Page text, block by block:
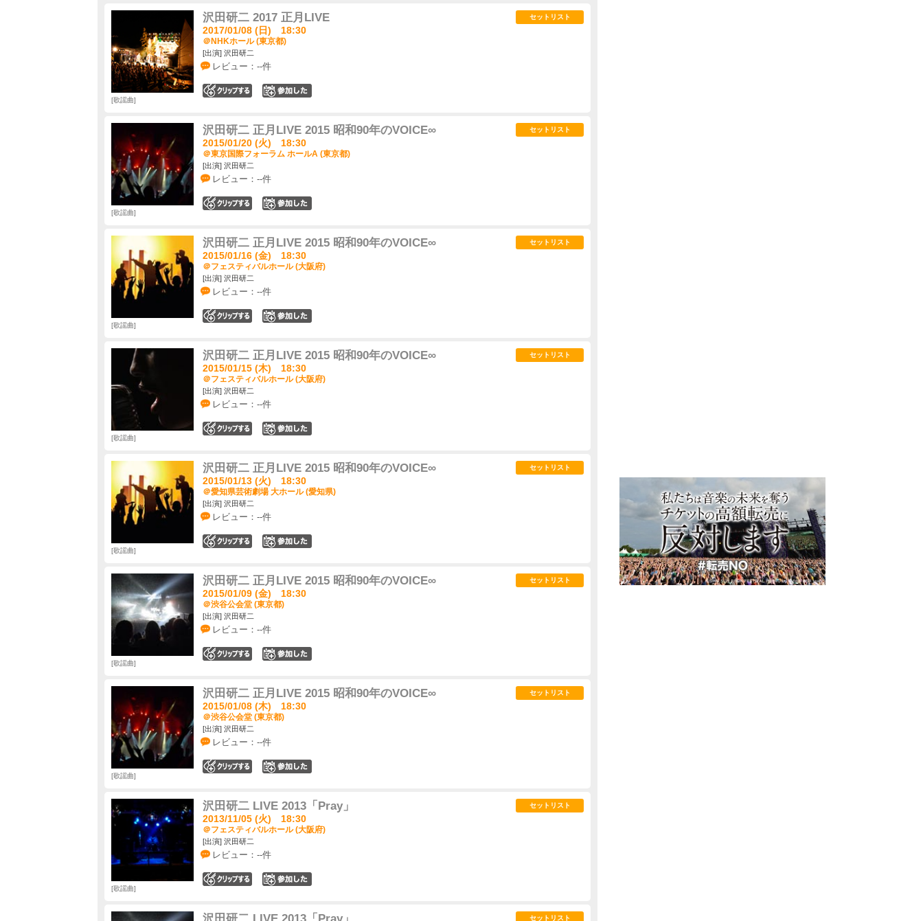
沢田研二 2017 正月LIVE
2017/01/08 (日) 18:30
＠NHKホール (東京都)
[出演] 沢田研二
レビュー：--件
セットリスト
歌謡曲
沢田研二 正月LIVE 2015 昭和90年のVOICE∞
2015/01/20 (火) 18:30
＠東京国際フォーラム ホールA (東京都)
[出演] 沢田研二
レビュー：--件
セットリスト
歌謡曲
沢田研二 正月LIVE 2015 昭和90年のVOICE∞
2015/01/16 (金) 18:30
＠フェスティバルホール (大阪府)
[出演] 沢田研二
レビュー：--件
セットリスト
歌謡曲
沢田研二 正月LIVE 2015 昭和90年のVOICE∞
2015/01/15 (木) 18:30
＠フェスティバルホール (大阪府)
[出演] 沢田研二
レビュー：--件
セットリスト
歌謡曲
沢田研二 正月LIVE 2015 昭和90年のVOICE∞
2015/01/13 (火) 18:30
＠愛知県芸術劇場 大ホール (愛知県)
[出演] 沢田研二
レビュー：--件
セットリスト
歌謡曲
沢田研二 正月LIVE 2015 昭和90年のVOICE∞
2015/01/09 (金) 18:30
＠渋谷公会堂 (東京都)
[出演] 沢田研二
レビュー：--件
セットリスト
歌謡曲
沢田研二 正月LIVE 2015 昭和90年のVOICE∞
2015/01/08 (木) 18:30
＠渋谷公会堂 (東京都)
[出演] 沢田研二
レビュー：--件
セットリスト
歌謡曲
沢田研二 LIVE 2013「Pray」
2013/11/05 (火) 18:30
＠フェスティバルホール (大阪府)
[出演] 沢田研二
レビュー：--件
セットリスト
歌謡曲
沢田研二 LIVE 2013「Pray」 セットリスト